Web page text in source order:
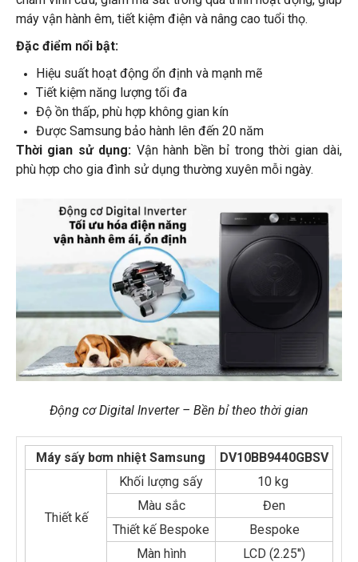
máy vận hành êm, tiết kiệm điện và nâng cao tuổi thọ.
Đặc điểm nổi bật:
Hiệu suất hoạt động ổn định và mạnh mẽ
Tiết kiệm năng lượng tối đa
Độ ồn thấp, phù hợp không gian kín
Được Samsung bảo hành lên đến 20 năm
Thời gian sử dụng: Vận hành bền bỉ trong thời gian dài,
phù hợp cho gia đình sử dụng thường xuyên mỗi ngày.
Động cơ Digital Inverter – Bền bỉ theo thời gian
Máy sấy bơm nhiệt Samsung DV10BB9440GBSV
Thiết kế
Khối lượng sấy
10 kg
Màu sắc
Đen
Thiết kế Bespoke
Bespoke
Màn hình
LCD (2.25'')